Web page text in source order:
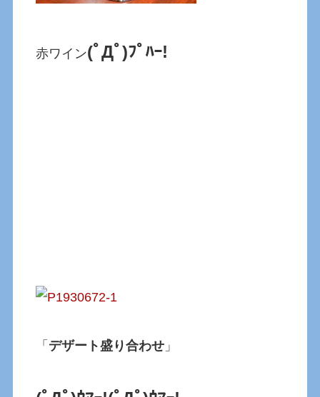
赤ワイン(ﾟДﾟ)ﾌﾟﾊｰ!
「 デザート盛り合わせ 」